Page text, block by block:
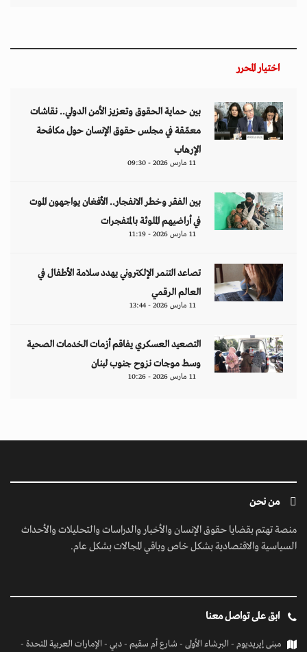
اختيار المحرر
بين حماية الحقوق وتعزيز الأمن الدولي.. نقاشات
معمّقة في مجلس حقوق الإنسان حول مكافحة
الإرهاب
11 مارس 2026 - 09:30
بين الفقر وخطر الانفجار.. الأفغان يواجهون الموت
في أراضيهم الملوثة بالمتفجرات
11 مارس 2026 - 11:19
تصاعد التنمر الإلكتروني يهدد سلامة الأطفال في
العالم الرقمي
11 مارس 2026 - 13:44
التصعيد العسكري يفاقم أزمات الخدمات الصحية
وسط موجات نزوح جنوب لبنان
11 مارس 2026 - 10:26
من نحن
منصة تهتم بقضايا حقوق الإنسان والأخبار والدراسات والتحليلات والأحداث
السياسية والاقتصادية بشكل خاص وباقي المجالات بشكل عام.
ابق على تواصل معنا
مبنى إيريديوم - البرشاء الأولى - شارع أم سقيم - دبي - الإمارات العربية المتحدة -